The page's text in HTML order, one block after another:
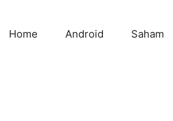
Home Android Saham